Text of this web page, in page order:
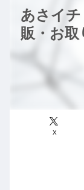
あさイ
販・お取
X